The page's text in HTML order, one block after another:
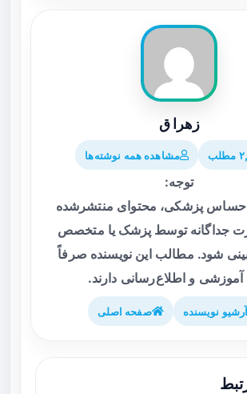
زهرا ق
مشاهده همه نوشته‌ها
توجه:
حساس پزشکی، محتوای منتشرشده
جداگانه توسط پزشک یا متخصص
شود. مطالب این نویسنده صرفاً
آموزشی و اطلاع‌رسانی دارند.
نویسنده صفحه اصلی